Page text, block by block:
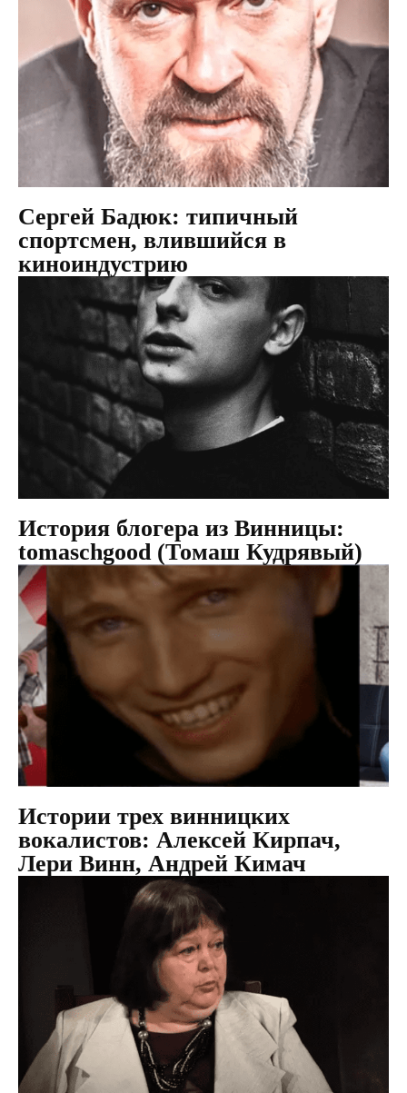
Сергей Бадюк: типичный
спортсмен, влившийся в
киноиндустрию
История блогера из Винницы:
tomaschgood (Томаш Кудрявый)
Истории трех винницких
вокалистов: Алексей Кирпач,
Лери Винн, Андрей Кимач